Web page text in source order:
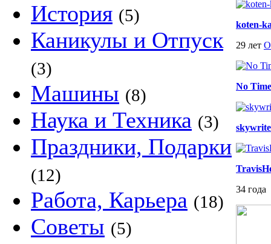
История (5)
Каникулы и Отпуск
(3)
Машины (8)
Наука и Техника (3)
Праздники, Подарки
(12)
Работа, Карьера (18)
Советы (5)
koten-
29 лет
No
34 года